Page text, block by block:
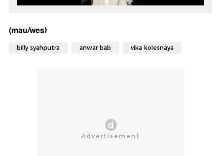
(mau/wes)
billy syahputra anwar bab vika kolesnaya